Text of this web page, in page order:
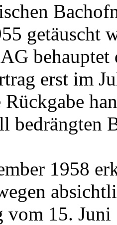
getäuscht
erst im
bedrängten
1958
vom 15.